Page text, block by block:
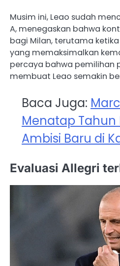
Musim ini, Leao sudah
A, menegaskan bahwa
bagi Milan, terutama
yang memaksimalkan
percaya bahwa pemilihan
membuat Leao semakin
Baca Juga:
Menatap
Ambisi Baru di
Evaluasi Allegri